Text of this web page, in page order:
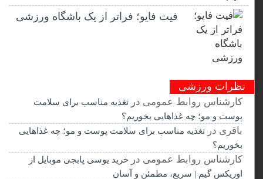
فیت ‌فایو؛ فراتر از یک باشگاه ورزشی
نظرات ورزشی
کارشناس روابط عمومیدرتغذیه مناسب برای سلامت
پوست و مو؛ چه غذاهایی بخوریم؟
باقری درتغذیه مناسب برای سلامت پوست و مو؛ چه غذاهایی
بخوریم؟
کارشناس روابط عمومیدرخرید یوسی پابجی موبایل از
اوریکس گیم | سریع، مطمئن و آسان